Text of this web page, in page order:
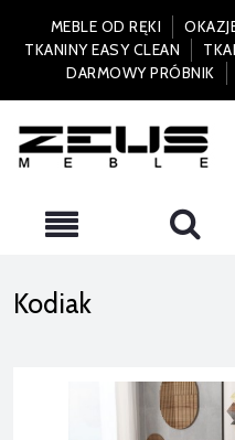
MEBLE OD RĘKI
TKANINY EASY CLEAN
DARMOWY PRÓBNIK
Kodiak